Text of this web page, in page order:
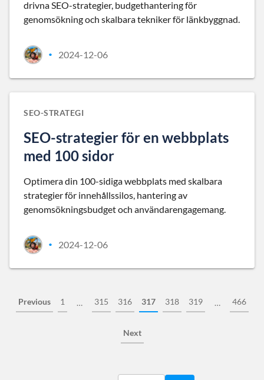
drivna SEO-strategier, budgethantering för
genomsökning och skalbara tekniker för länkbyggnad.
• 2024-12-06
SEO-STRATEGI
SEO-strategier för en webbplats
med 100 sidor
Optimera din 100-sidiga webbplats med skalbara
strategier för innehållssilos, hantering av
genomsökningsbudget och användarengagemang.
• 2024-12-06
Previous 1 … 315 316 317 318 319 … 466
Next